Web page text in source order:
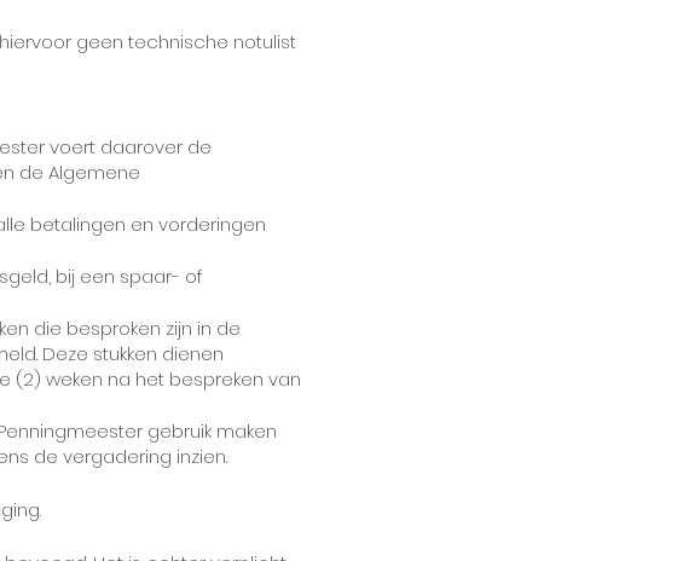
geen technische notulist
voert daarover de
de Algemene
betalingen en vorderingen
bij een spaar- of
die besproken zijn in de
Deze stukken dienen
(2) weken na het bespreken van
gebruik maken
de vergadering inzien.